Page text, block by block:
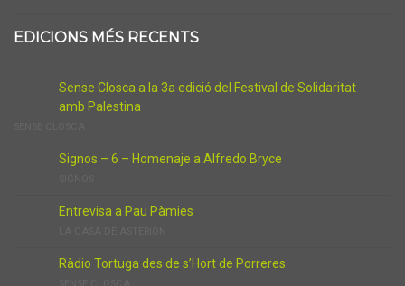
EDICIONS MÉS RECENTS
Sense Closca a la 3a edició del Festival de Solidaritat
amb Palestina
Signos – 6 – Homenaje a Alfredo Bryce
Entrevisa a Pau Pàmies
Ràdio Tortuga des de s’Hort de Porreres